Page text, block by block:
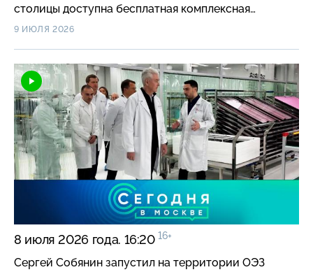
столицы доступна бесплатная комплексная
диагностика здоровья по программе «Московский
360 мероприятий «Театрального бульвара»
посетили свыше 650 тысяч зрителей. Стартовала
регистрация на второй в этом году ночной
велофестиваль, который пройдет 1 августа.
9 ИЮЛЯ 2026
8 июля 2026 года. 16:20 16+
Сергей Собянин запустил на территории ОЭЗ